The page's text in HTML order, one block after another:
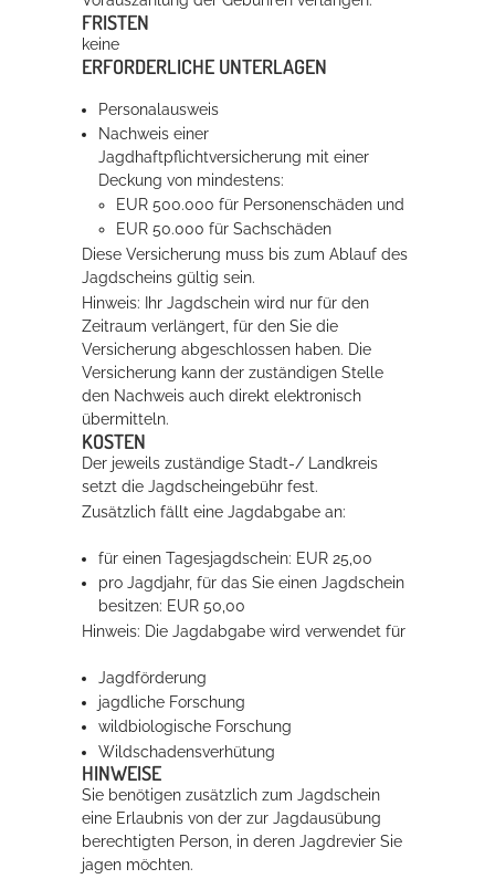
FRISTEN
keine
ERFORDERLICHE UNTERLAGEN
Personalausweis
Nachweis einer
Jagdhaftpflichtversicherung mit einer
Deckung von mindestens:
EUR 500.000 für Personenschäden und
EUR 50.000 für Sachschäden
Diese Versicherung muss bis zum Ablauf des
Jagdscheins gültig sein.
Hinweis: Ihr Jagdschein wird nur für den
Zeitraum verlängert, für den Sie die
Versicherung abgeschlossen haben. Die
Versicherung kann der zuständigen Stelle
den Nachweis auch direkt elektronisch
übermitteln.
KOSTEN
Der jeweils zuständige Stadt-/ Landkreis
setzt die Jagdscheingebühr fest.
Zusätzlich fällt eine Jagdabgabe an:
für einen Tagesjagdschein: EUR 25,00
pro Jagdjahr, für das Sie einen Jagdschein
besitzen: EUR 50,00
Hinweis: Die Jagdabgabe wird verwendet für
Jagdförderung
jagdliche Forschung
wildbiologische Forschung
Wildschadensverhütung
HINWEISE
Sie benötigen zusätzlich zum Jagdschein
eine Erlaubnis von der zur Jagdausübung
berechtigten Person, in deren Jagdrevier Sie
jagen möchten.